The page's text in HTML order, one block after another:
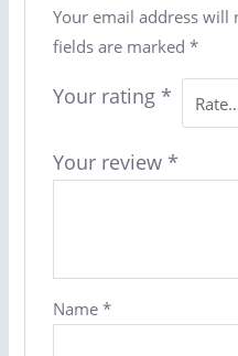
Your email address will
fields are marked *
Your rating *
Your review *
Name *